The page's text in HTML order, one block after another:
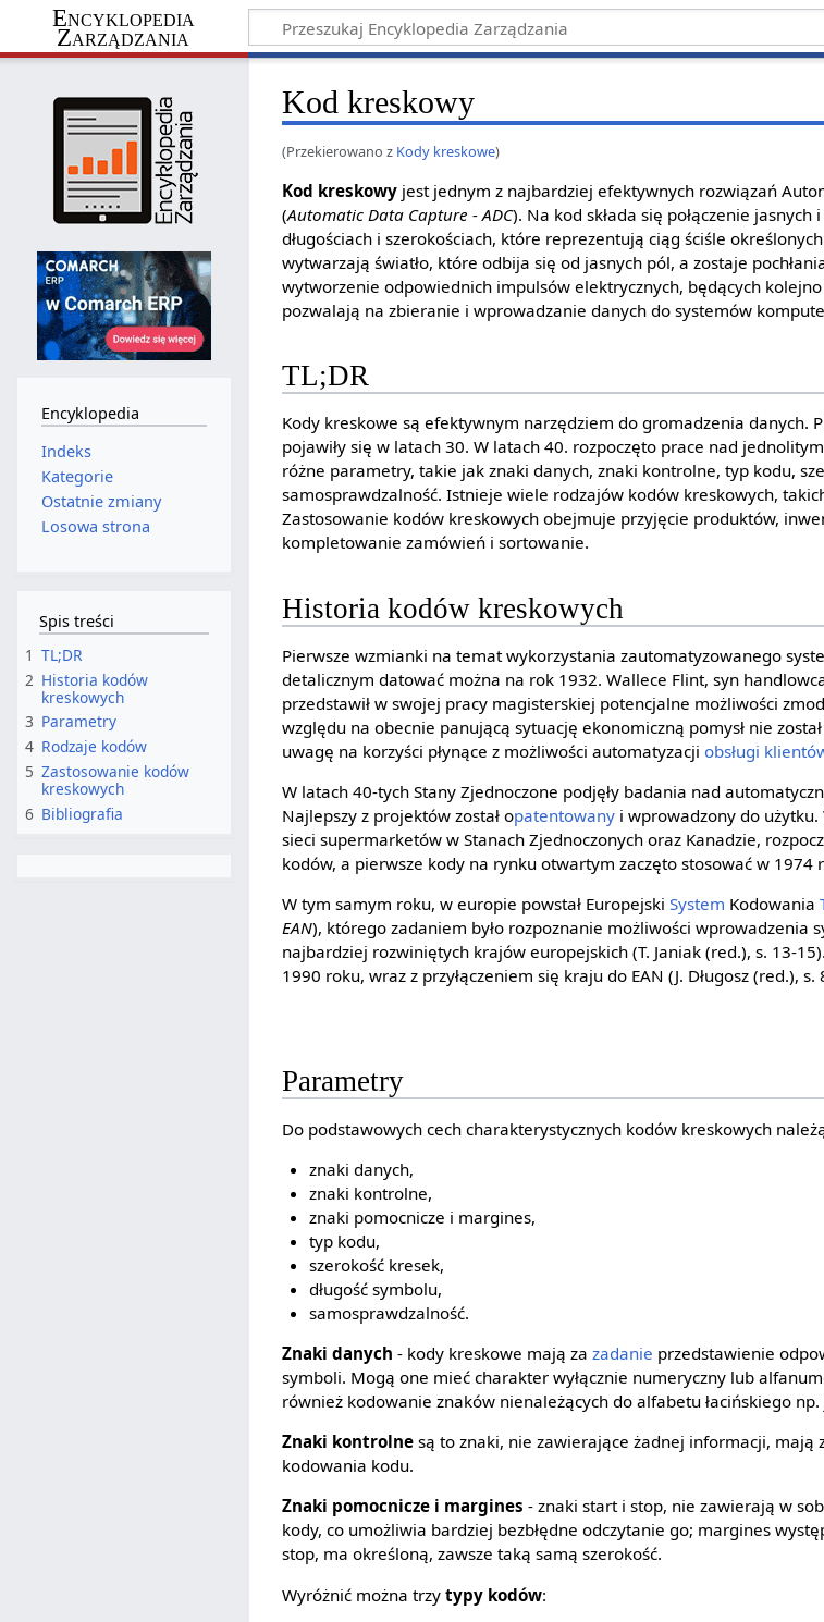
Encyklopedia
Zarządzania
Kod kreskowy
(Przekierowano z Kody kreskowe)
Kod kreskowy jest jednym z najbardziej efektywnych rozwiązań
(Automatic Data Capture - ADC). Na kod składa się połączenie
długościach i szerokościach, które reprezentują ciąg ściśle
wytwarzają światło, które odbija się od jasnych pól, a zostaje
wytworzenie odpowiednich impulsów elektrycznych, będących
pozwalają na zbieranie i wprowadzanie danych do systemów
TL;DR
Kody kreskowe są efektywnym narzędziem do gromadzenia danych.
pojawiły się w latach 30. W latach 40. rozpoczęto prace nad
różne parametry, takie jak znaki danych, znaki kontrolne, typ kodu,
samosprawdzalność. Istnieje wiele rodzajów kodów kreskowych,
Zastosowanie kodów kreskowych obejmuje przyjęcie produktów,
kompletowanie zamówień i sortowanie.
Historia kodów kreskowych
Pierwsze wzmianki na temat wykorzystania zautomatyzowanego
detalicznym datować można na rok 1932. Wallece Flint, syn
przedstawił w swojej pracy magisterskiej potencjalne możliwości
względu na obecnie panującą sytuację ekonomiczną pomysł nie
uwagę na korzyści płynące z możliwości automatyzacjiobsługi
W latach 40-tych Stany Zjednoczone podjęły badania nad
Najlepszy z projektów został opatentowany i wprowadzony do
sieci supermarketów w Stanach Zjednoczonych oraz Kanadzie,
kodów, a pierwsze kody na rynku otwartym zaczęto stosować w 1974
W tym samym roku, w europie powstał EuropejskiSystem Kodowania
EAN), którego zadaniem było rozpoznanie możliwości wprowadzenia
najbardziej rozwiniętych krajów europejskich (T. Janiak (red.), s. 13-
1990 roku, wraz z przyłączeniem się kraju do EAN (J. Długosz (red.), s.
Parametry
Do podstawowych cech charakterystycznych kodów kreskowych
znaki danych,
znaki kontrolne,
znaki pomocnicze i margines,
typ kodu,
szerokość kresek,
długość symbolu,
samosprawdzalność.
Znaki danych - kody kreskowe mają zazadanie przedstawienie
symboli. Mogą one mieć charakter wyłącznie numeryczny lub
również kodowanie znaków nienależących do alfabetu łacińskiego
Znaki kontrolne są to znaki, nie zawierające żadnej informacji, mają
kodowania kodu.
Znaki pomocnicze i margines - znaki start i stop, nie zawierają w
kody, co umożliwia bardziej bezbłędne odczytanie go; margines
stop, ma określoną, zawsze taką samą szerokość.
Wyróżnić można trzytypy kodów:
Encyklopedia
Indeks
Kategorie
Ostatnie zmiany
Losowa strona
Spis treści
1 TL;DR
2 Historia kodów
kreskowych
3 Parametry
4 Rodzaje kodów
5 Zastosowanie kodów
kreskowych
6 Bibliografia